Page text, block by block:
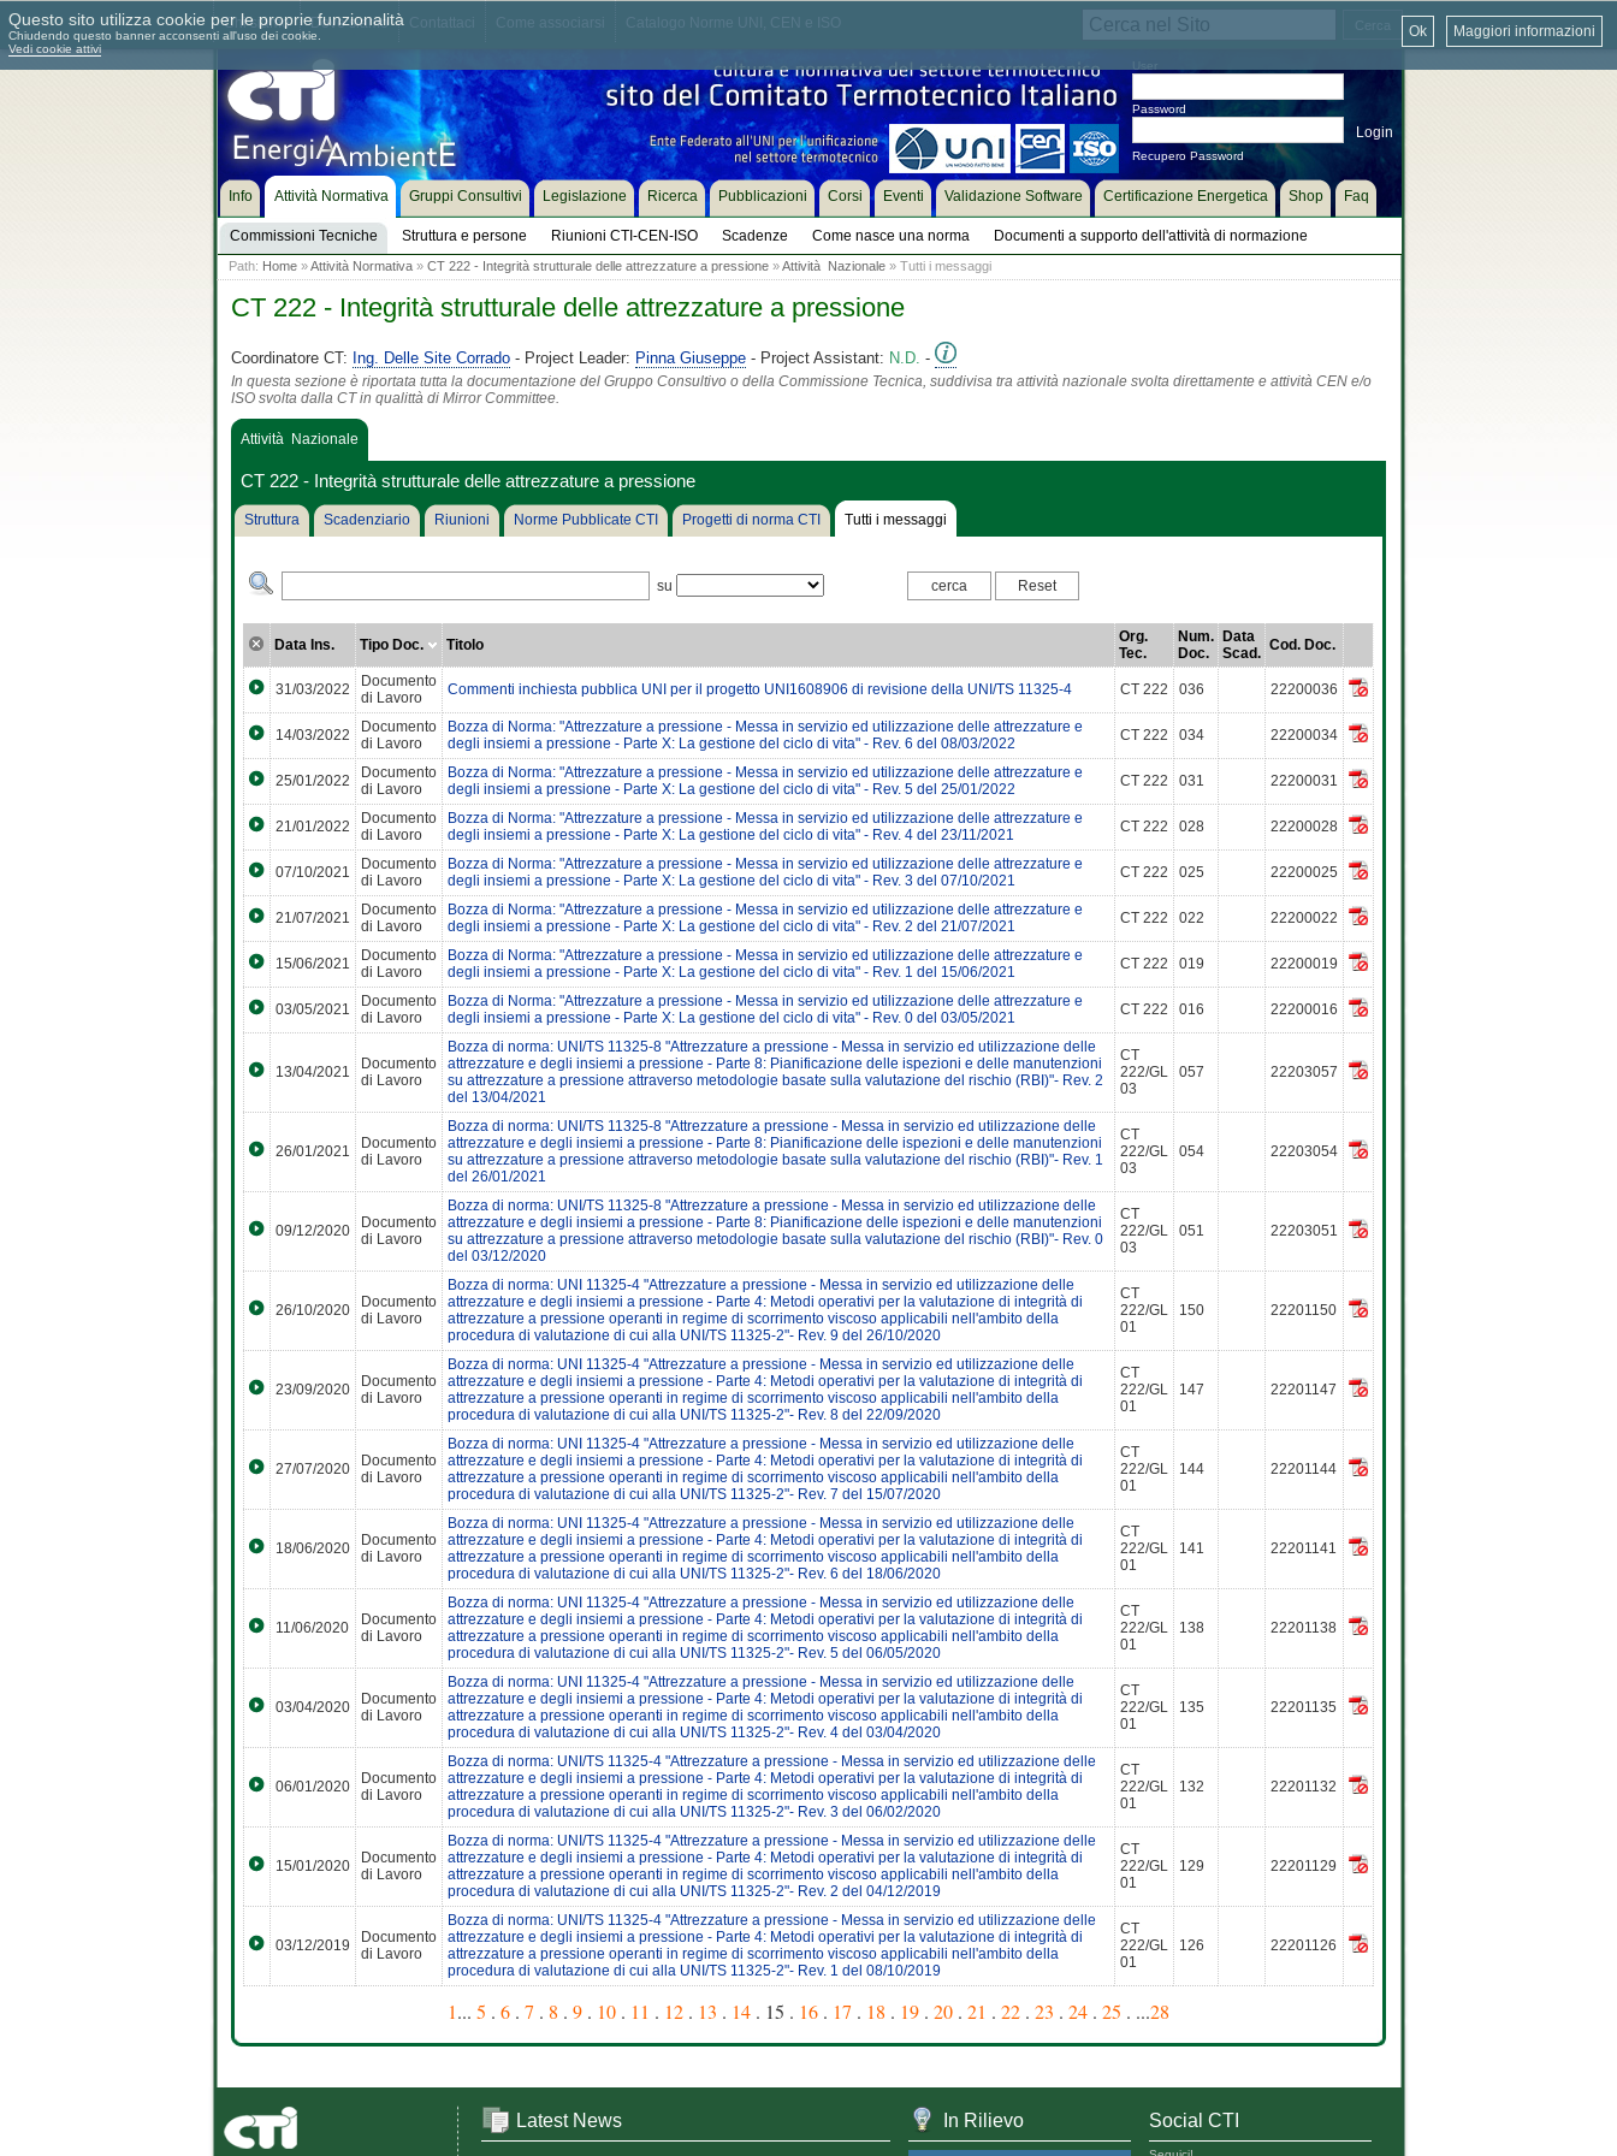
Chi siamo Dove siamo
Password
Recupero Password
Info Attività Normativa
Commissioni Tecniche Struttura e persone Riunioni CTI-CEN-ISO Scadenze Come nasce una norma Documenti a supporto dell'attività di normazione
Gruppi Consultivi Legislazione Ricerca Pubblicazioni Corsi Eventi Validazione Software Certificazione Energetica Shop Faq
Path: Home»Attività Normativa» CT 222 - Integrità strutturale delle attrezzature a pressione»Attività Nazionale» Tutti i messaggi
CT 222 - Integrità strutturale delle attrezzature a pressione
Coordinatore CT: Ing. Delle Site Corrado- Project Leader: Pinna Giuseppe- Project Assistant: N.D. -
In questa sezione è riportata tutta la documentazione del Gruppo Consultivo o della Commissione Tecnica, suddivisa tra attività nazionale svolta direttamente e attività CEN e/o
ISO svolta dalla CT in qualittà di Mirror Committee.
Attività Nazionale
CT 222 - Integrità strutturale delle attrezzature a pressione
Struttura Scadenziario Riunioni Norme Pubblicate CTI Progetti di norma CTI Tutti i messaggi
su
Data Ins. Tipo Doc. Titolo
Org.
Tec.
Num.
Doc.
Data
Scad. Cod. Doc.
31/03/2022
Documento
di Lavoro
Commenti inchiesta pubblica UNI per il progetto UNI1608906 di revisione della UNI/TS 11325-4 CT 222 036 22200036
14/03/2022
Documento
di Lavoro
Bozza di Norma: "Attrezzature a pressione - Messa in servizio ed utilizzazione delle attrezzature e
degli insiemi a pressione - Parte X: La gestione del ciclo di vita" - Rev. 6 del 08/03/2022
CT 222 034 22200034
25/01/2022
Documento
di Lavoro
Bozza di Norma: "Attrezzature a pressione - Messa in servizio ed utilizzazione delle attrezzature e
degli insiemi a pressione - Parte X: La gestione del ciclo di vita" - Rev. 5 del 25/01/2022
CT 222 031 22200031
21/01/2022
Documento
di Lavoro
Bozza di Norma: "Attrezzature a pressione - Messa in servizio ed utilizzazione delle attrezzature e
degli insiemi a pressione - Parte X: La gestione del ciclo di vita" - Rev. 4 del 23/11/2021
CT 222 028 22200028
07/10/2021
Documento
di Lavoro
Bozza di Norma: "Attrezzature a pressione - Messa in servizio ed utilizzazione delle attrezzature e
degli insiemi a pressione - Parte X: La gestione del ciclo di vita" - Rev. 3 del 07/10/2021
CT 222 025 22200025
21/07/2021
Documento
di Lavoro
Bozza di Norma: "Attrezzature a pressione - Messa in servizio ed utilizzazione delle attrezzature e
degli insiemi a pressione - Parte X: La gestione del ciclo di vita" - Rev. 2 del 21/07/2021
CT 222 022 22200022
15/06/2021
Documento
di Lavoro
Bozza di Norma: "Attrezzature a pressione - Messa in servizio ed utilizzazione delle attrezzature e
degli insiemi a pressione - Parte X: La gestione del ciclo di vita" - Rev. 1 del 15/06/2021
CT 222 019 22200019
03/05/2021
Documento
di Lavoro
Bozza di Norma: "Attrezzature a pressione - Messa in servizio ed utilizzazione delle attrezzature e
degli insiemi a pressione - Parte X: La gestione del ciclo di vita" - Rev. 0 del 03/05/2021
CT 222 016 22200016
13/04/2021
Documento
di Lavoro
Bozza di norma: UNI/TS 11325-8 "Attrezzature a pressione - Messa in servizio ed utilizzazione delle
attrezzature e degli insiemi a pressione - Parte 8: Pianificazione delle ispezioni e delle manutenzioni
su attrezzature a pressione attraverso metodologie basate sulla valutazione del rischio (RBI)"- Rev. 2
del 13/04/2021
CT
222/GL
03
057 22203057
26/01/2021
Documento
di Lavoro
Bozza di norma: UNI/TS 11325-8 "Attrezzature a pressione - Messa in servizio ed utilizzazione delle
attrezzature e degli insiemi a pressione - Parte 8: Pianificazione delle ispezioni e delle manutenzioni
su attrezzature a pressione attraverso metodologie basate sulla valutazione del rischio (RBI)"- Rev. 1
del 26/01/2021
CT
222/GL
03
054 22203054
09/12/2020
Documento
di Lavoro
Bozza di norma: UNI/TS 11325-8 "Attrezzature a pressione - Messa in servizio ed utilizzazione delle
attrezzature e degli insiemi a pressione - Parte 8: Pianificazione delle ispezioni e delle manutenzioni
su attrezzature a pressione attraverso metodologie basate sulla valutazione del rischio (RBI)"- Rev. 0
del 03/12/2020
CT
222/GL
03
051 22203051
26/10/2020
Documento
di Lavoro
Bozza di norma: UNI 11325-4 "Attrezzature a pressione - Messa in servizio ed utilizzazione delle
attrezzature e degli insiemi a pressione - Parte 4: Metodi operativi per la valutazione di integrità di
attrezzature a pressione operanti in regime di scorrimento viscoso applicabili nell'ambito della
procedura di valutazione di cui alla UNI/TS 11325-2"- Rev. 9 del 26/10/2020
CT
222/GL
01
150 22201150
23/09/2020
Documento
di Lavoro
Bozza di norma: UNI 11325-4 "Attrezzature a pressione - Messa in servizio ed utilizzazione delle
attrezzature e degli insiemi a pressione - Parte 4: Metodi operativi per la valutazione di integrità di
attrezzature a pressione operanti in regime di scorrimento viscoso applicabili nell'ambito della
procedura di valutazione di cui alla UNI/TS 11325-2"- Rev. 8 del 22/09/2020
CT
222/GL
01
147 22201147
27/07/2020
Documento
di Lavoro
Bozza di norma: UNI 11325-4 "Attrezzature a pressione - Messa in servizio ed utilizzazione delle
attrezzature e degli insiemi a pressione - Parte 4: Metodi operativi per la valutazione di integrità di
attrezzature a pressione operanti in regime di scorrimento viscoso applicabili nell'ambito della
procedura di valutazione di cui alla UNI/TS 11325-2"- Rev. 7 del 15/07/2020
CT
222/GL
01
144 22201144
18/06/2020
Documento
di Lavoro
Bozza di norma: UNI 11325-4 "Attrezzature a pressione - Messa in servizio ed utilizzazione delle
attrezzature e degli insiemi a pressione - Parte 4: Metodi operativi per la valutazione di integrità di
attrezzature a pressione operanti in regime di scorrimento viscoso applicabili nell'ambito della
procedura di valutazione di cui alla UNI/TS 11325-2"- Rev. 6 del 18/06/2020
CT
222/GL
01
141 22201141
11/06/2020
Documento
di Lavoro
Bozza di norma: UNI 11325-4 "Attrezzature a pressione - Messa in servizio ed utilizzazione delle
attrezzature e degli insiemi a pressione - Parte 4: Metodi operativi per la valutazione di integrità di
attrezzature a pressione operanti in regime di scorrimento viscoso applicabili nell'ambito della
procedura di valutazione di cui alla UNI/TS 11325-2"- Rev. 5 del 06/05/2020
CT
222/GL
01
138 22201138
03/04/2020
Documento
di Lavoro
Bozza di norma: UNI 11325-4 "Attrezzature a pressione - Messa in servizio ed utilizzazione delle
attrezzature e degli insiemi a pressione - Parte 4: Metodi operativi per la valutazione di integrità di
attrezzature a pressione operanti in regime di scorrimento viscoso applicabili nell'ambito della
procedura di valutazione di cui alla UNI/TS 11325-2"- Rev. 4 del 03/04/2020
CT
222/GL
01
135 22201135
06/01/2020
Documento
di Lavoro
Bozza di norma: UNI/TS 11325-4 "Attrezzature a pressione - Messa in servizio ed utilizzazione delle
attrezzature e degli insiemi a pressione - Parte 4: Metodi operativi per la valutazione di integrità di
attrezzature a pressione operanti in regime di scorrimento viscoso applicabili nell'ambito della
procedura di valutazione di cui alla UNI/TS 11325-2"- Rev. 3 del 06/02/2020
CT
222/GL
01
132 22201132
15/01/2020
Documento
di Lavoro
Bozza di norma: UNI/TS 11325-4 "Attrezzature a pressione - Messa in servizio ed utilizzazione delle
attrezzature e degli insiemi a pressione - Parte 4: Metodi operativi per la valutazione di integrità di
attrezzature a pressione operanti in regime di scorrimento viscoso applicabili nell'ambito della
procedura di valutazione di cui alla UNI/TS 11325-2"- Rev. 2 del 04/12/2019
CT
222/GL
01
129 22201129
03/12/2019
Documento
di Lavoro
Bozza di norma: UNI/TS 11325-4 "Attrezzature a pressione - Messa in servizio ed utilizzazione delle
attrezzature e degli insiemi a pressione - Parte 4: Metodi operativi per la valutazione di integrità di
attrezzature a pressione operanti in regime di scorrimento viscoso applicabili nell'ambito della
procedura di valutazione di cui alla UNI/TS 11325-2"- Rev. 1 del 08/10/2019
CT
222/GL
01
126 22201126
1... 5 . 6. 7 . 8 . 9. 10. 11 . 12. 13 . 14. 15 . 16. 17 . 18 . 19. 20. 21 . 22. 23 . 24. 25 . ...28
Latest News In Rilievo Social CTI
Questo sito utilizza cookie per le proprie funzionalità
Chiudendo questo banner acconsenti all'uso dei cookie.
Vedi cookie attivi
Maggiori informazioni
Ok